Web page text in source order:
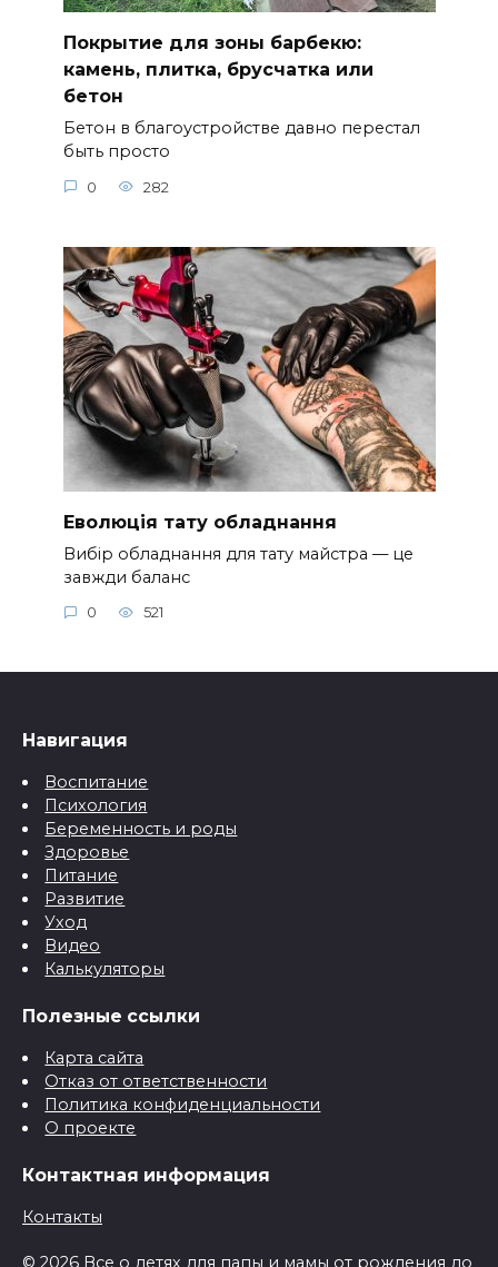
Покрытие для зоны барбекю:
камень, плитка, брусчатка или
бетон
Бетон в благоустройстве давно перестал
быть просто
0 282
Еволюція тату обладнання
Вибір обладнання для тату майстра — це
завжди баланс
0 521
Навигация
Воспитание
Психология
Беременность и роды
Здоровье
Питание
Развитие
Уход
Видео
Калькуляторы
Полезные ссылки
Карта сайта
Отказ от ответственности
Политика конфиденциальности
О проекте
Контактная информация
Контакты
© 2026 Все о детях для папы и мамы от рождения до